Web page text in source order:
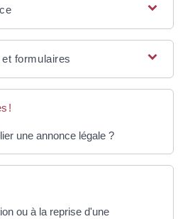
formulaires
!
une annonce légale ?
ou à la reprise d'une